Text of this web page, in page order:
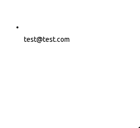
test@test.com